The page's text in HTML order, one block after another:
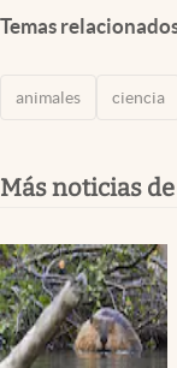
Temas
animales ciencia
Más noticias de